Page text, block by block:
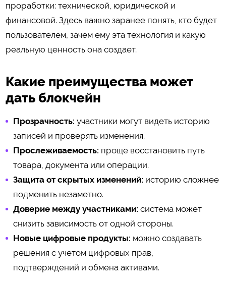
проработки: технической, юридической и
финансовой. Здесь важно заранее понять, кто будет
пользователем, зачем ему эта технология и какую
реальную ценность она создает.
Какие преимущества может
дать блокчейн
Прозрачность: участники могут видеть историю
записей и проверять изменения.
Прослеживаемость: проще восстановить путь
товара, документа или операции.
Защита от скрытых изменений: историю сложнее
подменить незаметно.
Доверие между участниками: система может
снизить зависимость от одной стороны.
Новые цифровые продукты: можно создавать
решения с учетом цифровых прав,
подтверждений и обмена активами.